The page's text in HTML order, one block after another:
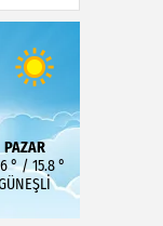
PAZAR
° / 15.8 °